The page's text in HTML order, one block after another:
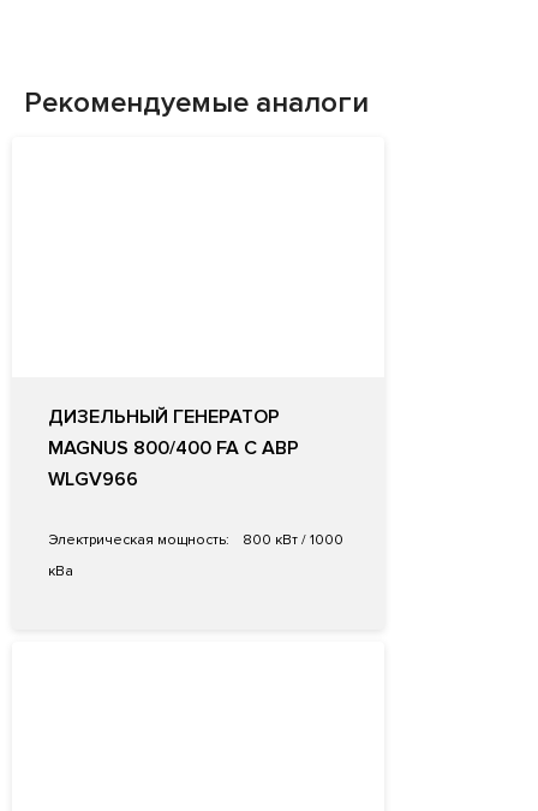
Рекомендуемые аналоги
ДИЗЕЛЬНЫЙ ГЕНЕРАТОР
MAGNUS 800/400 FA С АВР
WLGV966
Электрическая мощность:
800 кВт / 1000
кВа